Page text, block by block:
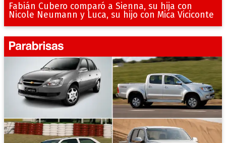
Fabián Cubero comparó a Sienna, su hija con
Nicole Neumann y Luca, su hijo con Mica Viciconte